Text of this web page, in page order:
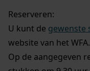
Reserveren:
U kunt de gewenste
website van het WFA.
Op de aangegeven